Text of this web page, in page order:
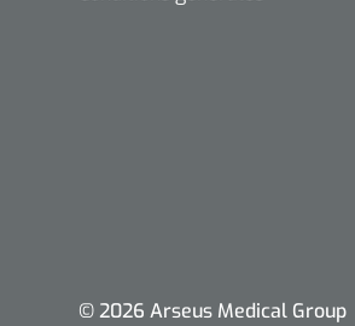
© 2026 Arseus Medical Group